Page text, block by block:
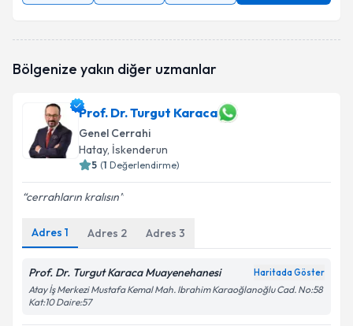
Bölgenize yakın diğer uzmanlar
Prof. Dr. Turgut Karaca
Genel Cerrahi
Hatay, İskenderun
5 (1 Değerlendirme)
cerrahların kralısın
Adres 1 Adres 2 Adres 3
Prof. Dr. Turgut Karaca Muayenehanesi Haritada Göster
Atay İş Merkezi Mustafa Kemal Mah. Ibrahim Karaoğlanoğlu Cad. No:58
Kat:10 Daire:57